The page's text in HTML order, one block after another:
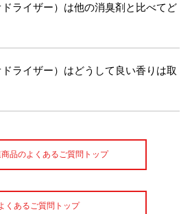
ライザー）は他の消臭剤と比べてど
ライザー）はどうして良い香りは取
品のよくあるご質問トップ
くあるご質問トップ